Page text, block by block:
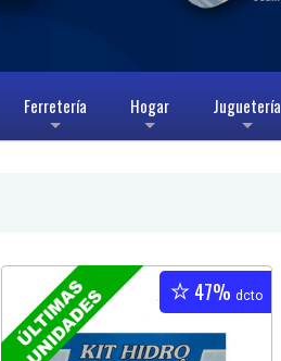
+
Ferretería
+
Hogar
+
Juguetería
47% dcto